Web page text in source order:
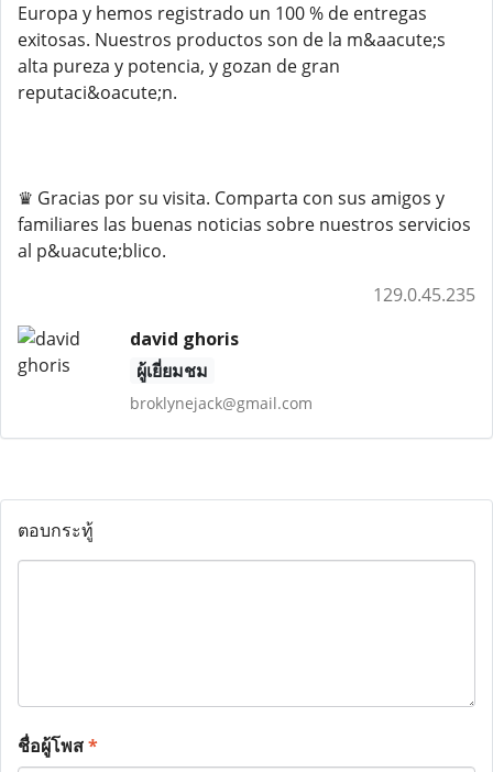
Europa y hemos registrado un 100 % de entregas
exitosas. Nuestros productos son de la m&aacute;s
alta pureza y potencia, y gozan de gran
reputaci&oacute;n.
♛ Gracias por su visita. Comparta con sus amigos y
familiares las buenas noticias sobre nuestros servicios
al p&uacute;blico.
129.0.45.235
david ghoris
ผู้เยี่ยมชม
broklynejack@gmail.com
ตอบกระทู้
ชื่อผู้โพส*